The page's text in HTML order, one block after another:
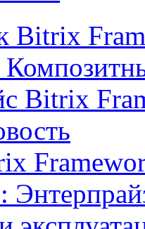
Bitrix
Bitrix